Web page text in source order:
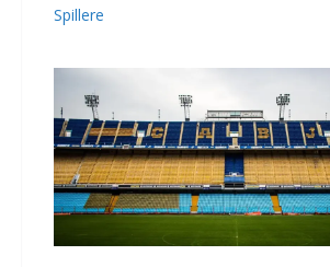
Spillere